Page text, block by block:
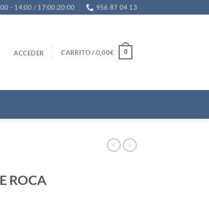
- 14:00 / 17:00:20:00 956 87 04 13
ACCEDER CARRITO / 0,00€ 0
ROCA